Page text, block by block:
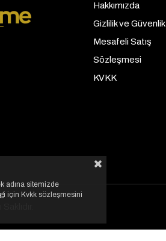
Hakkımızda
Gizlilik ve Güvenlik
Mesafeli Satış
Sözleşmesi
KVKK
adına sitemizde
için Kvkk sözleşmesini